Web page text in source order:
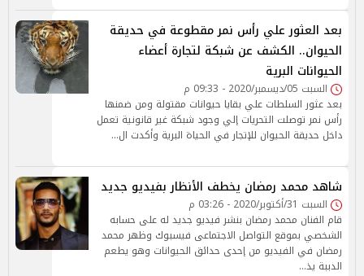
بعد العثور علي رأس نمر مقطوعة في حديقة
الحيوان.. الكشف عن شبكة لتجارة أعضاء
الحيوانات البرية
السبت 05/ديسمبر/2020 - 09:33 م
بعد عثور السلطات علي بقايا حيوانات مقتولة ومن ضمنها
رأس نمر توصلت التحريات إلي وجود شبكة غير قانونية تعمل
داخل حديقة الحيوان للإتجار في الحياة البرية وأكدت ال…
شاهد محمد رمضان يخطف الأنظار بفيديو جديد
السبت 31/أكتوبر/2020 - 03:26 م
قام الفنان محمد رمضان بنشر فيديو جديد له على حسابه
الشخصي بموقع التواصل الاجتماعى فيسبوك وظهر محمد
رمضان في الفيديو من إحدى حدائق الحيوانات وهو يطعم
الدببة يذ…